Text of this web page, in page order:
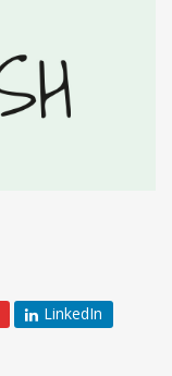
LinkedIn